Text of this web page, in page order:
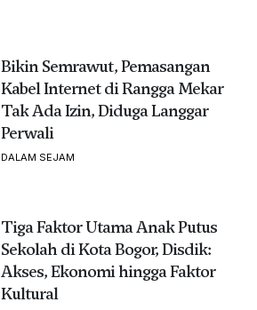
Bikin Semrawut, Pemasangan
Kabel Internet di Rangga Mekar
Tak Ada Izin, Diduga Langgar
Perwali
DALAM SEJAM
Tiga Faktor Utama Anak Putus
Sekolah di Kota Bogor, Disdik:
Akses, Ekonomi hingga Faktor
Kultural